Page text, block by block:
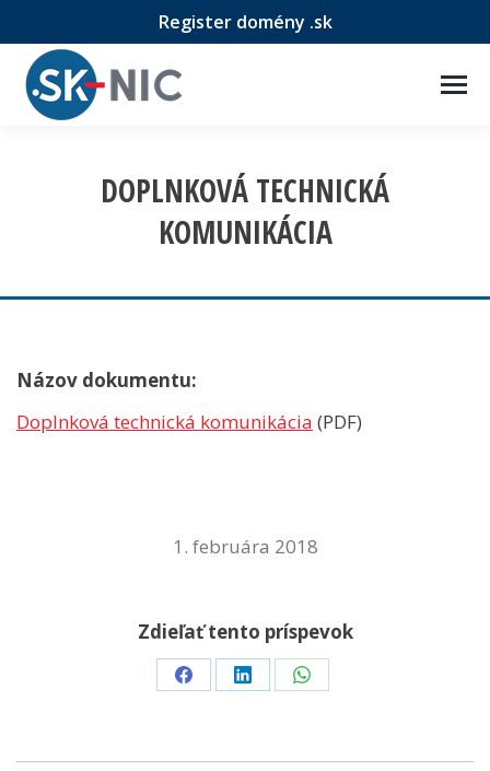
Register domény .sk
DOPLNKOVÁ TECHNICKÁ
KOMUNIKÁCIA
Názov dokumentu:
Doplnková technická komunikácia (PDF)
1. februára 2018
Zdieľať tento príspevok
Share
Facebook
Share
LinkedIn
Share
WhatsApp